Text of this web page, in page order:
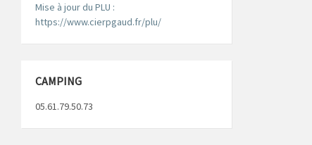
Mise à jour du PLU :
https://www.cierpgaud.fr/plu/
CAMPING
05.61.79.50.73